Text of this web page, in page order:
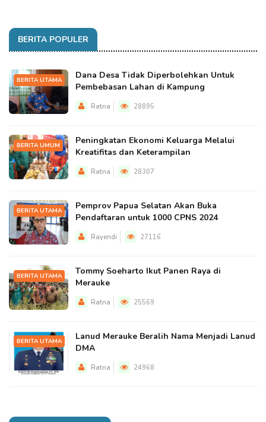
BERITA POPULER
BERITA UTAMA
Dana Desa Tidak Diperbolehkan Untuk
Pembebasan Lahan di Kampung
Ratna 28895
BERITA UMUM
Peningkatan Ekonomi Keluarga Melalui
Kreatifitas dan Keterampilan
Ratna 28307
BERITA UTAMA
Pemprov Papua Selatan Akan Buka
Pendaftaran untuk 1000 CPNS 2024
Rayendi 27116
BERITA UTAMA
Tommy Soeharto Ikut Panen Raya di
Merauke
Ratna 25569
BERITA UTAMA
Lanud Merauke Beralih Nama Menjadi Lanud
DMA
Ratna 24968